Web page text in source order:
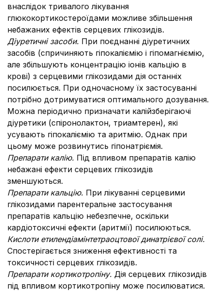
внаслідок тривалого лікування
глюкокортикостероїдами можливе збільшення
небажаних ефектів серцевих глікозидів.
Діуретичні засоби. При поєднанні діуретичних
засобів (спричиняють гіпокаліємію і гіпомагніємію,
але збільшують концентрацію іонів кальцію в
крові) з серцевими глікозидами дія останніх
посилюється. При одночасному їх застосуванні
потрібно дотримуватися оптимального дозування.
Можна періодично призначати калійзберігаючі
діуретики (спіронолактон, триамтерен), які
усувають гіпокаліємію та аритмію. Однак при
цьому може розвинутись гіпонатріємія.
Препарати калію. Під впливом препаратів калію
небажані ефекти серцевих глікозидів
зменшуються.
Препарати кальцію. При лікуванні серцевими
глікозидами парентеральне застосування
препаратів кальцію небезпечне, оскільки
кардіотоксичні ефекти (аритмії) посилюються.
Кислоти етилендіамінтетраоцтової динатрієвої солі.
Спостерігається зниження ефективності та
токсичності серцевих глікозидів.
Препарати кортикотропіну. Дія серцевих глікозидів
під впливом кортикотропіну може посилюватися.